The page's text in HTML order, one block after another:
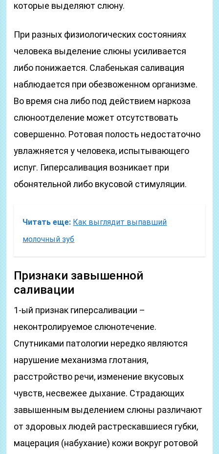
которые выделяют слюну.
При разных физиологических состояниях
человека выделение слюны усиливается
либо понижается. Слабенькая саливация
наблюдается при обезвоженном организме.
Во время сна либо под действием наркоза
слюноотделение может отсутствовать
совершенно. Ротовая полость недостаточно
увлажняется у человека, испытывающего
испуг. Гиперсаливация возникает при
обонятельной либо вкусовой стимуляции.
Читать еще: Как выглядит выпавший
молочный зуб
Признаки завышенной
саливации
1-ый признак гиперсаливации –
неконтролируемое слюнотечение.
Спутниками патологии нередко являются
нарушение механизма глотания,
расстройство речи, изменение вкусовых
чувств, несвежее дыхание. Страдающих
завышенным выделением слюны различают
от здоровых людей растрескавшиеся губки,
мацерация (набухание) кожи вокруг ротовой